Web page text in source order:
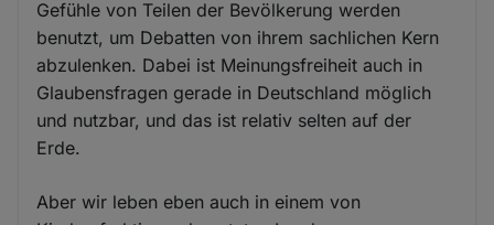
Gefühle von Teilen der Bevölkerung werden
benutzt, um Debatten von ihrem sachlichen Kern
abzulenken. Dabei ist Meinungsfreiheit auch in
Glaubensfragen gerade in Deutschland möglich
und nutzbar, und das ist relativ selten auf der
Erde.
Aber wir leben eben auch in einem von